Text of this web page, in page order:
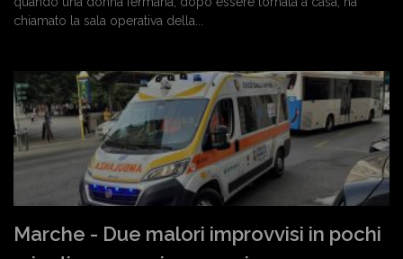
chiamato la sala operativa della...
Marche - Due malori improvvisi in pochi